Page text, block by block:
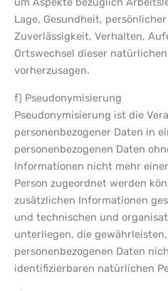
Lage, Gesundheit,
Zuverlässigkeit, Verhalten,
Ortswechsel dieser
vorherzusagen.
f) Pseudonymisierung
Pseudonymisierung ist die
personenbezogener Daten in
personenbezogenen Daten
Informationen nicht mehr
Person zugeordnet werden
zusätzlichen Informationen
und technischen und
unterliegen, die
personenbezogenen Daten
identifizierbaren natürlichen